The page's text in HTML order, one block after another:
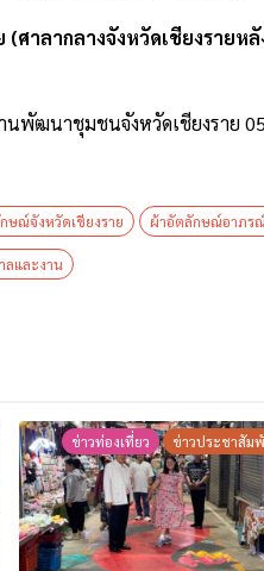
าลากลางจังหวัดเชียงรายหลั
นพัฒนาชุมชนจังหวัดเชียงราย
ษณ์จังหวัดเชียงราย ผ้าอัตลักษณ์อาภร
ลและงาน
ข่าวท่องเที่ยว ข่าวประชาสัม